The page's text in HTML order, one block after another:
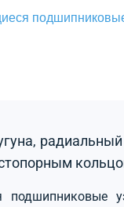
подшипниковые